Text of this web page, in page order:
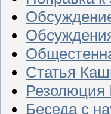
Статья
Резолюция
Беседа с